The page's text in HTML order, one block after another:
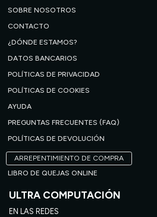
SOBRE NOSOTROS
CONTACTO
¿DÓNDE ESTAMOS?
DATOS BANCARIOS
POLÍTICAS DE PRIVACIDAD
POLÍTICAS DE COOKIES
AYUDA
PREGUNTAS FRECUENTES (FAQ)
POLÍTICAS DE DEVOLUCIÓN
ARREPENTIMIENTO DE COMPRA
LIBRO DE QUEJAS ONLINE
ULTRA COMPUTACIÓN
EN LAS REDES